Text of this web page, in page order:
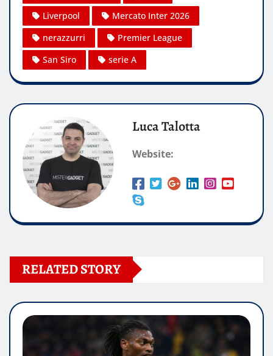
Liverpool
Mercato Inter 2026
nerazzurri
Premier League
San Siro
serie A
Luca Talotta
Website:
RELATED STORY